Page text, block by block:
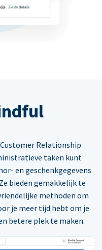
Relationship
taken kunt
en geschenkgegevens
bieden gemakkelijk te
methoden om
je meer tijd hebt om je
betere plek te maken.